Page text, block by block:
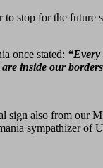
to stop for the
once stated:
inside our
sign also from our
sympathizer of